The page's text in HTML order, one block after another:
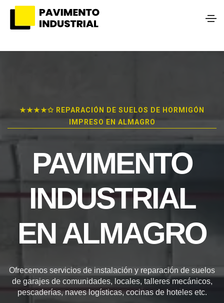
★★★★✩ REPARACIÓN DE SUELOS DE HORMIGÓN
IMPRESO EN ALMAGRO
PAVIMENTO
INDUSTRIAL
EN ALMAGRO
Ofrecemos servicios de instalación y reparación de suelos
de garajes de comunidades, locales, talleres mecánicos,
pescaderías, naves logísticas, cocinas de hoteles etc.